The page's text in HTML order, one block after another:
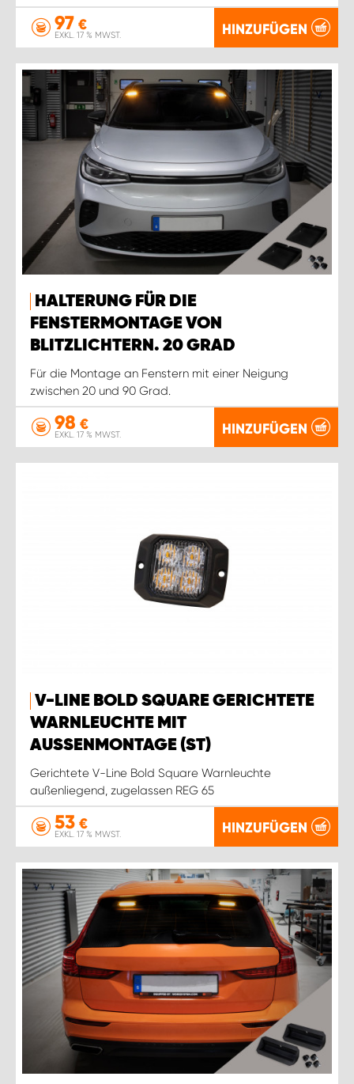
97 €
EXKL. 17 % MWST. HINZUFÜGEN
HALTERUNG FÜR DIE
FENSTERMONTAGE VON
BLITZLICHTERN. 20 GRAD
Für die Montage an Fenstern mit einer Neigung
zwischen 20 und 90 Grad.
98 €
EXKL. 17 % MWST. HINZUFÜGEN
V-LINE BOLD SQUARE GERICHTETE
WARNLEUCHTE MIT
AUSSENMONTAGE (ST)
Gerichtete V-Line Bold Square Warnleuchte
außenliegend, zugelassen REG 65
53 €
EXKL. 17 % MWST. HINZUFÜGEN